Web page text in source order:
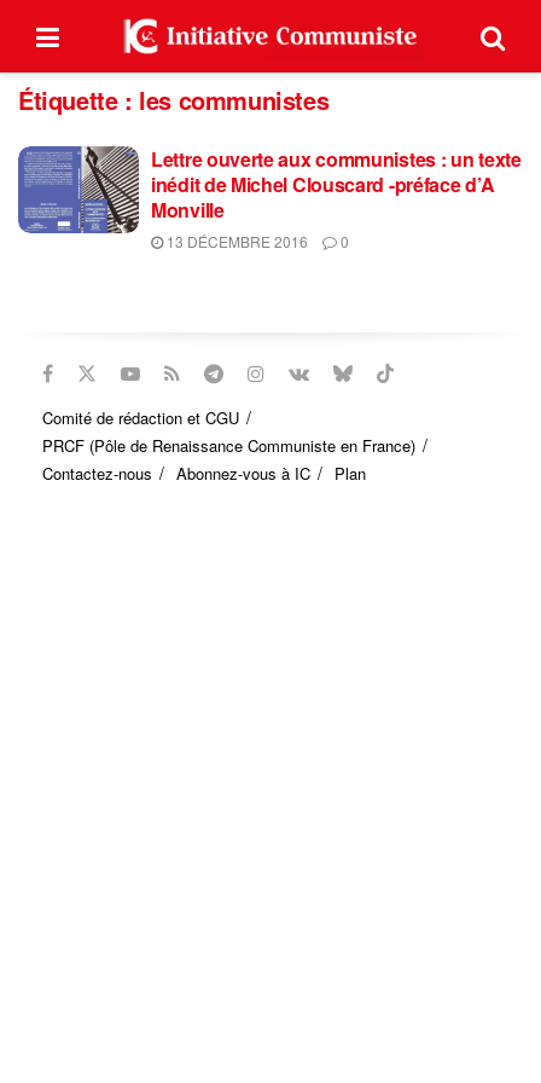
Étiquette : les communistes
Lettre ouverte aux communistes : un texte
inédit de Michel Clouscard -préface d’A
Monville
13 DÉCEMBRE 2016 0
Comité de rédaction et CGU
PRCF (Pôle de Renaissance Communiste en France)
Contactez-nous
Abonnez-vous à IC Plan